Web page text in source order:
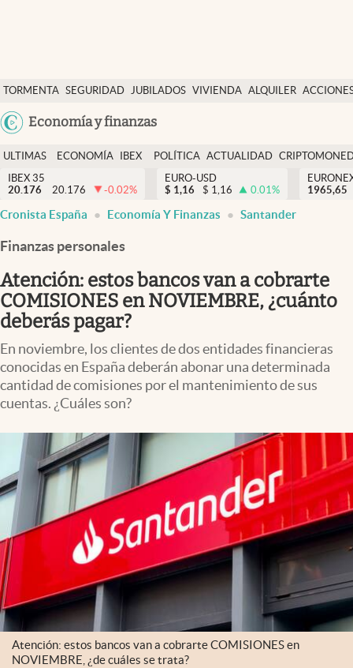
TORMENTA SEGURIDAD JUBILADOS VIVIENDA ALQUILER
USA
Colombia
Economía y finanzas
Economía y finanzas
Política
Actualidad
Criptomonedas
España
ULTIMAS
NOTICIAS
ECONOMÍA
FINANZAS
IBEX
EURO
POLÍTICA ACTUALIDAD
IBEX 35
20.176
20.176 -0.02%
EURO-USD
$ 1,16 $ 1,16 0.01%
1965,65
Cronista España Economía Y Finanzas Santander
Finanzas personales
Atención: estos bancos van a cobrarte
COMISIONES en NOVIEMBRE, ¿cuánto
deberás pagar?
En noviembre, los clientes de dos entidades financieras
conocidas en España deberán abonar una determinada
cantidad de comisiones por el mantenimiento de sus
cuentas. ¿Cuáles son?
Atención: estos bancos van a cobrarte COMISIONES en
NOVIEMBRE, ¿de cuáles se trata?